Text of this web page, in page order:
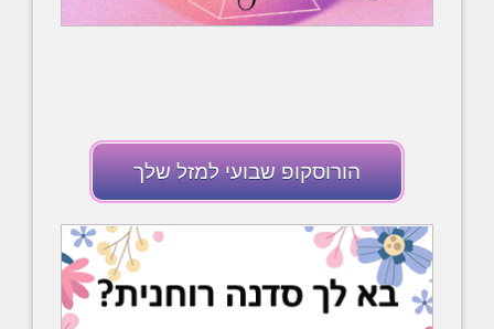
הורוסקופ שבועי למזל שלך